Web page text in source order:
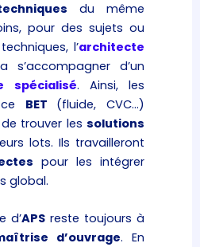
du même
pour des sujets ou
l’architecte
s’accompagner d’un
spécialisé. Ainsi, les
BET (fluide, CVC…)
trouver les solutions
lots. Ils travailleront
pour les intégrer
global.
d’APS reste toujours à
d’ouvrage. En